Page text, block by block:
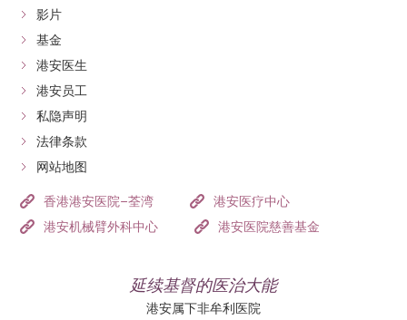
影片
基金
港安医生
港安员工
私隐声明
法律条款
网站地图
香港港安医院–荃湾
港安医疗中心
港安机械臂外科中心
港安医院慈善基金
延续基督的医治大能
港安属下非牟利医院